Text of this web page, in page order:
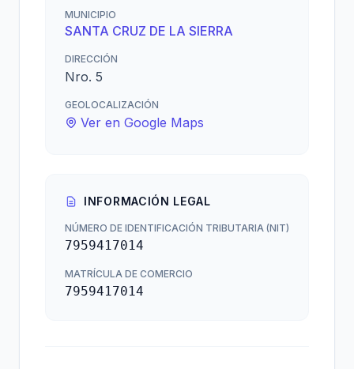
MUNICIPIO
SANTA CRUZ DE LA SIERRA
DIRECCIÓN
Nro. 5
GEOLOCALIZACIÓN
Ver en Google Maps
INFORMACIÓN LEGAL
NÚMERO DE IDENTIFICACIÓN TRIBUTARIA (NIT)
7959417014
MATRÍCULA DE COMERCIO
7959417014